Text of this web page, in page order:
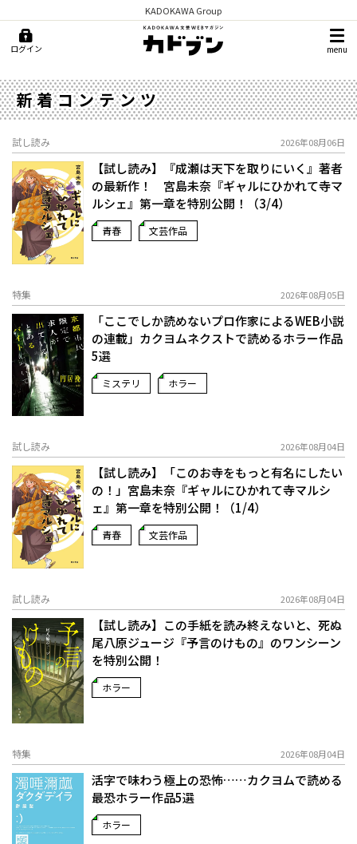
KADOKAWA Group
ログイン menu
新着コンテンツ
試し読み 2026年08月06日
【試し読み】『成瀬は天下を取りにいく』著者
の最新作！ 宮島未奈『ギャルにひかれて寺マ
ルシェ』第一章を特別公開！（3/4）
青春 文芸作品
特集 2026年08月05日
「ここでしか読めないプロ作家によるWEB小説
の連載」――カクヨムネクストで読めるホラー作品
5選
ミステリ ホラー
試し読み 2026年08月04日
【試し読み】「このお寺をもっと有名にしたい
の！」宮島未奈『ギャルにひかれて寺マルシ
ェ』第一章を特別公開！（1/4）
青春 文芸作品
試し読み 2026年08月04日
【試し読み】この手紙を読み終えないと、死ぬ――
尾八原ジュージ『予言のけもの』のワンシーン
を特別公開！
ホラー
特集 2026年08月04日
活字で味わう極上の恐怖……カクヨムで読める
最恐ホラー作品5選
ホラー